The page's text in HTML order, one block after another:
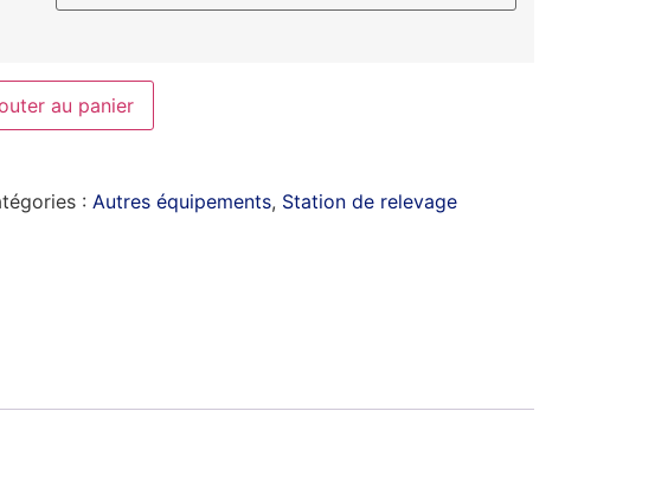
au panier
: Autres équipements, Station de relevage